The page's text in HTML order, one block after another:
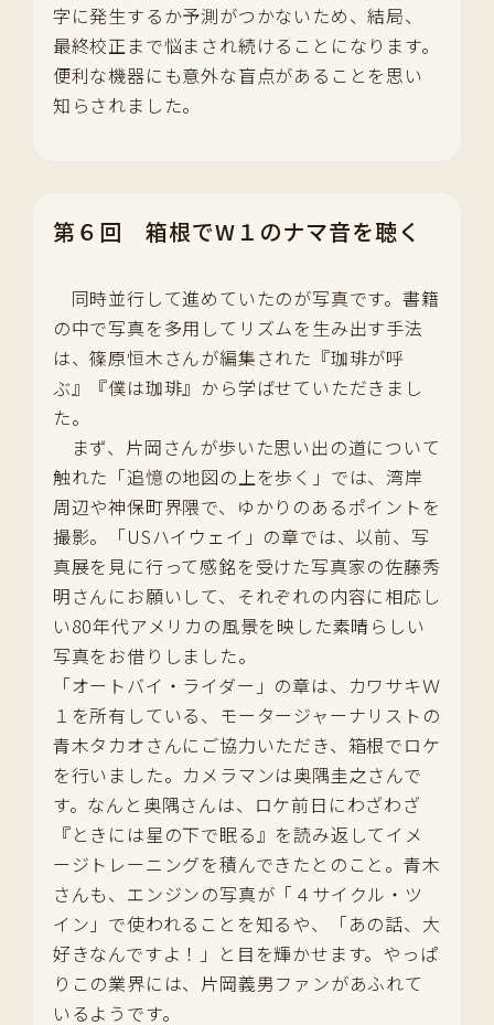
字に発生するか予測がつかないため、結局、
最終校正まで悩まされ続けることになります。
便利な機器にも意外な盲点があることを思い
知らされました。
第６回 箱根でW１のナマ音を聴く
同時並行して進めていたのが写真です。書籍
の中で写真を多用してリズムを生み出す手法
は、篠原恒木さんが編集された『珈琲が呼
ぶ』『僕は珈琲』から学ばせていただきまし
た。
まず、片岡さんが歩いた思い出の道について
触れた「追憶の地図の上を歩く」では、湾岸
周辺や神保町界隈で、ゆかりのあるポイントを
撮影。「USハイウェイ」の章では、以前、写
真展を見に行って感銘を受けた写真家の佐藤秀
明さんにお願いして、それぞれの内容に相応し
い80年代アメリカの風景を映した素晴らしい
写真をお借りしました。
「オートバイ・ライダー」の章は、カワサキＷ
１を所有している、モータージャーナリストの
青木タカオさんにご協力いただき、箱根でロケ
を行いました。カメラマンは奥隅圭之さんで
す。なんと奥隅さんは、ロケ前日にわざわざ
『ときには星の下で眠る』を読み返してイメ
ージトレーニングを積んできたとのこと。青木
さんも、エンジンの写真が「４サイクル・ツ
イン」で使われることを知るや、「あの話、大
好きなんですよ！」と目を輝かせます。やっぱ
りこの業界には、片岡義男ファンがあふれて
いるようです。